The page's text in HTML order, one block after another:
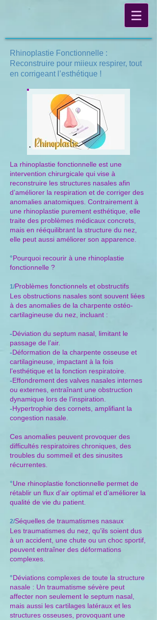
Rhinoplastie Fonctionnelle :
Reconstruire pour miieux respirer, tout
en corrigeant l’esthétique !
La rhinoplastie fonctionnelle est une
intervention chirurgicale qui vise à
reconstruire les structures nasales afin
d’améliorer la respiration et de corriger des
anomalies anatomiques. Contrairement à
une rhinoplastie purement esthétique, elle
traite des problèmes médicaux concrets,
mais en rééquilibrant la structure du nez,
elle peut aussi améliorer son apparence.
°Pourquoi recourir à une rhinoplastie
fonctionnelle ?
1/Problèmes fonctionnels et obstructifs
Les obstructions nasales sont souvent liées
à des anomalies de la charpente ostéo-
cartilagineuse du nez, incluant :
-Déviation du septum nasal, limitant le
passage de l’air.
-Déformation de la charpente osseuse et
cartilagineuse, impactant à la fois
l’esthétique et la fonction respiratoire.
-Effondrement des valves nasales internes
ou externes, entraînant une obstruction
dynamique lors de l’inspiration.
-Hypertrophie des cornets, amplifiant la
congestion nasale.
Ces anomalies peuvent provoquer des
difficultés respiratoires chroniques, des
troubles du sommeil et des sinusites
récurrentes.
°Une rhinoplastie fonctionnelle permet de
rétablir un flux d’air optimal et d’améliorer la
qualité de vie du patient.
2/Séquelles de traumatismes nasaux
Les traumatismes du nez, qu’ils soient dus
à un accident, une chute ou un choc sportif,
peuvent entraîner des déformations
complexes.
°Déviations complexes de toute la structure
nasale : Un traumatisme sévère peut
affecter non seulement le septum nasal,
mais aussi les cartilages latéraux et les
structures osseuses, provoquant une